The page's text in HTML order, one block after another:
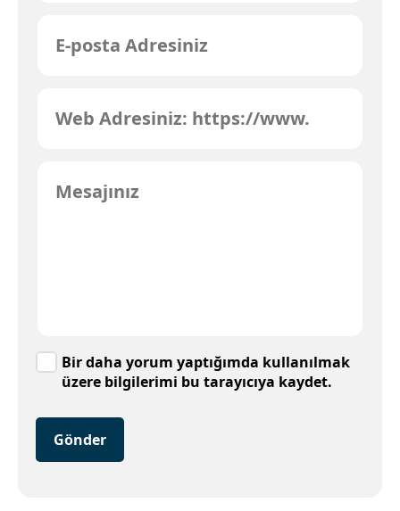
Bir daha yorum yaptığımda kullanılmak
üzere bilgilerimi bu tarayıcıya kaydet.
Gönder